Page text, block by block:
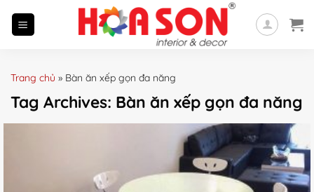
Trang chủ » Bàn ăn xếp gọn đa năng
Tag Archives: Bàn ăn xếp gọn đa năng